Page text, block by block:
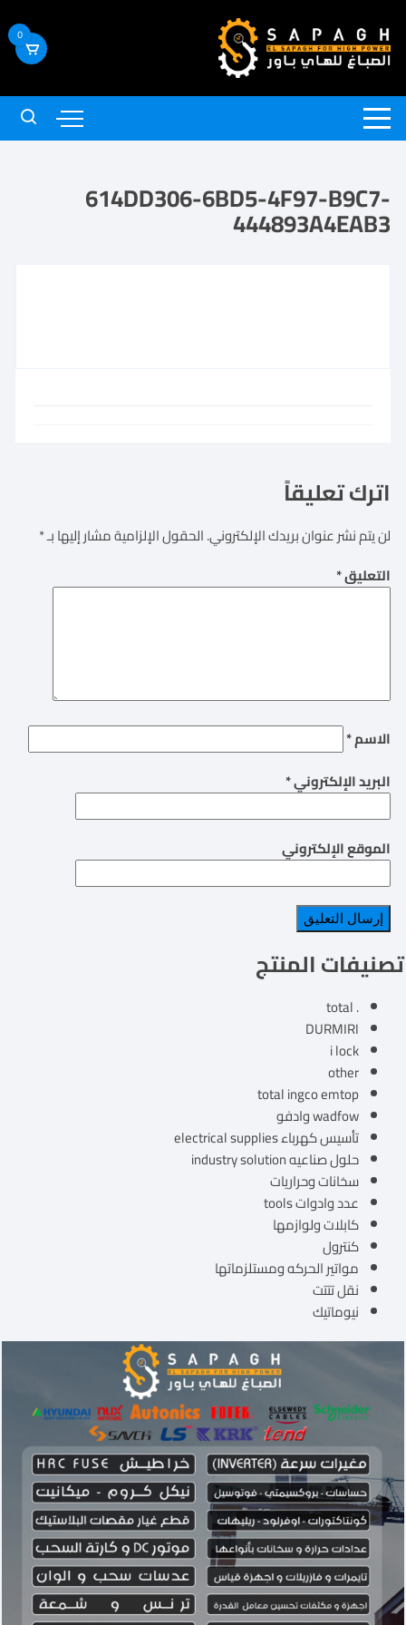
0
614DD306-6BD5-4F97-B9C7-
444893A4EAB3
اترك تعليقاً
لن يتم نشر عنوان بريدك الإلكتروني.الحقول الإلزامية مشار إليها بـ*
التعليق*
الاسم*
البريد الإلكتروني*
الموقع الإلكتروني
تصنيفات المنتج
. total
DURMIRI
i lock
other
total ingco emtop
wadfow وادفو
تأسيس كهرباء electrical supplies
حلول صناعيه industry solution
سخانات وحراريات
عدد وادوات tools
كابلات ولوازمها
كنترول
مواتير الحركه ومستلزماتها
نقل تتتت
نيوماتيك